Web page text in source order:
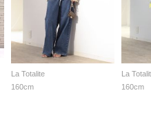
La Totalite
160cm
La
160cm